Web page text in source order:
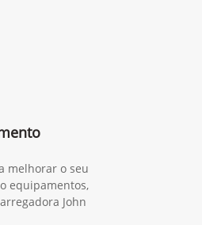
melhorar o seu
equipamentos,
John